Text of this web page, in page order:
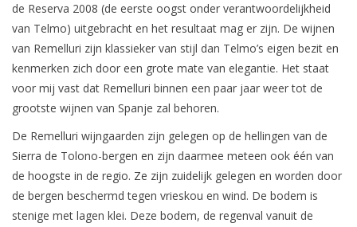
de Reserva 2008 (de eerste oogst onder verantwoordelijkheid
van Telmo) uitgebracht en het resultaat mag er zijn. De wijnen
van Remelluri zijn klassieker van stijl dan Telmo’s eigen bezit en
kenmerken zich door een grote mate van elegantie. Het staat
voor mij vast dat Remelluri binnen een paar jaar weer tot de
grootste wijnen van Spanje zal behoren.
De Remelluri wijngaarden zijn gelegen op de hellingen van de
Sierra de Tolono-bergen en zijn daarmee meteen ook één van
de hoogste in de regio. Ze zijn zuidelijk gelegen en worden door
de bergen beschermd tegen vrieskou en wind. De bodem is
stenige met lagen klei. Deze bodem, de regenval vanuit de